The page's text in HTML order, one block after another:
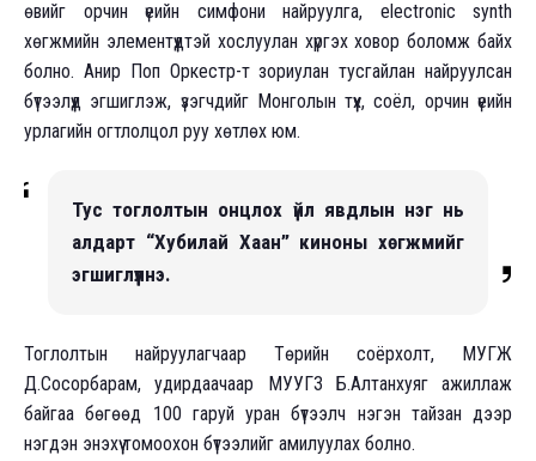
өвийг орчин үеийн симфони найруулга, electronic synth
хөгжмийн элементүүдтэй хослуулан хүргэх ховор боломж байх
болно. Анир Поп Оркестр-т зориулан тусгайлан найруулсан
бүтээлүүд эгшиглэж, үзэгчдийг Монголын түүх, соёл, орчин үеийн
урлагийн огтлолцол руу хөтлөх юм.
Тус тоглолтын онцлох үйл явдлын нэг нь
алдарт “Хубилай Хаан” киноны хөгжмийг
эгшиглүүлнэ.
Тоглолтын найруулагчаар Төрийн соёрхолт, МУГЖ
Д.Сосорбарам, удирдаачаар МУУГЗ Б.Алтанхуяг ажиллаж
байгаа бөгөөд 100 гаруй уран бүтээлч нэгэн тайзан дээр
нэгдэн энэхүү томоохон бүтээлийг амилуулах болно.